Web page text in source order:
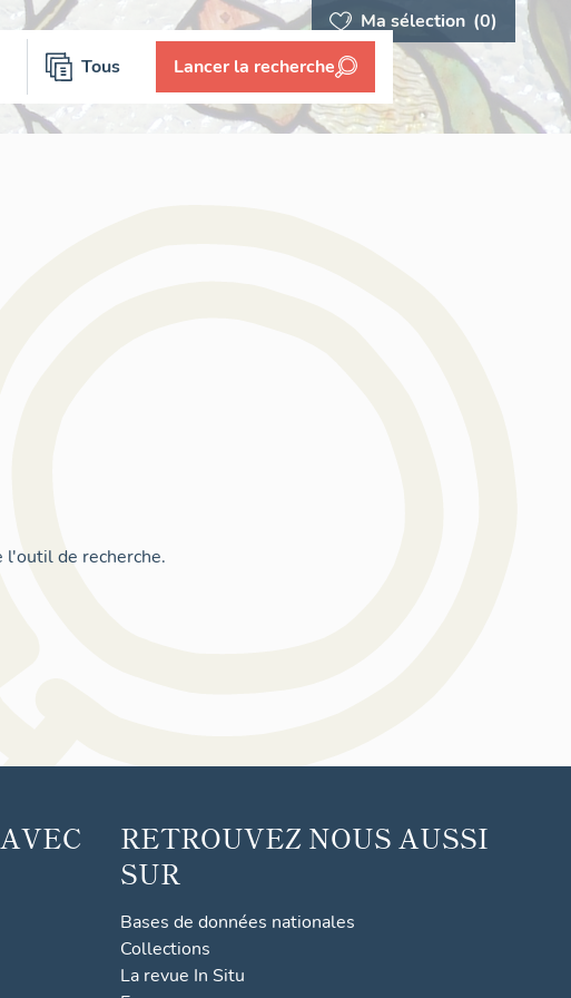
Ma sélection (0)
Tous Lancer la recherche
de recherche.
RETROUVEZ NOUS AUSSI
SUR
Bases de données nationales
Collections
La revue In Situ